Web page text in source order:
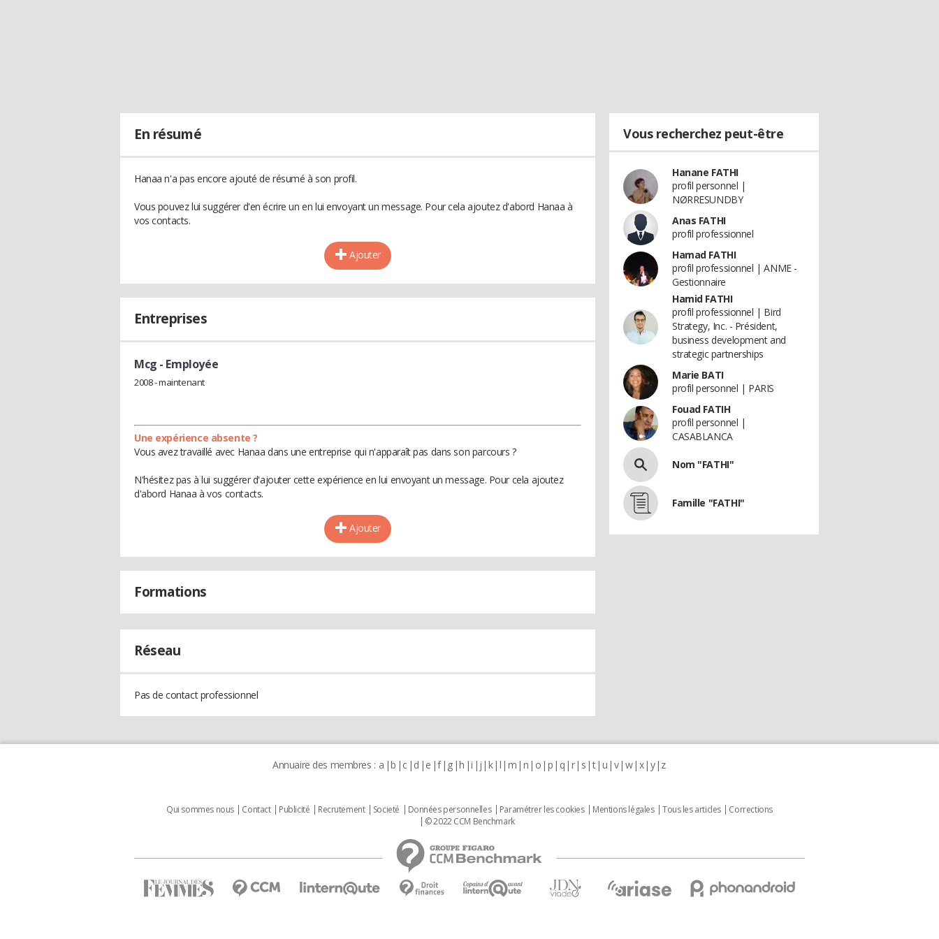
En résumé
Hanaa n'a pas encore ajouté de résumé à son profil.
Vous pouvez lui suggérer d'en écrire un en lui envoyant un message. Pour cela ajoutez d'abord Hanaa à
vos contacts.
Ajouter
Entreprises
Mcg - Employée
2008 - maintenant
Une expérience absente ?
Vous avez travaillé avec Hanaa dans une entreprise qui n'apparaît pas dans son parcours ?
N'hésitez pas à lui suggérer d'ajouter cette expérience en lui envoyant un message. Pour cela ajoutez
d'abord Hanaa à vos contacts.
Ajouter
Formations
Réseau
Pas de contact professionnel
Vous recherchez peut-être
Hanane FATHI
profil personnel |
NØRRESUNDBY
Anas FATHI
profil professionnel
Hamad FATHI
profil professionnel | ANME -
Gestionnaire
Hamid FATHI
profil professionnel | Bird
Strategy, Inc. - Président,
business development and
strategic partnerships
Marie BATI
profil personnel | PARIS
Fouad FATIH
profil personnel |
CASABLANCA
Nom "FATHI"
Famille "FATHI"
Annuaire des membres : a b c d e f g h i j k l m n o p q r s t u v w x y z
Qui sommes nous Contact Publicité Recrutement Societé Données personnelles Paramétrer les cookies Mentions légales Tous les articles
Corrections
© 2022 CCM Benchmark